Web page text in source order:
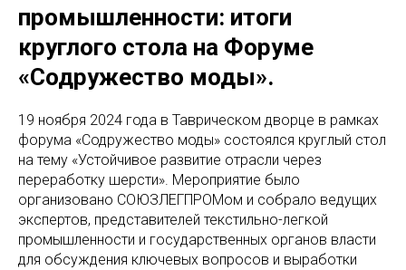
промышленности: итоги
круглого стола на Форуме
«Содружество моды».
19 ноября 2024 года в Таврическом дворце в рамках
форума «Содружество моды» состоялся круглый стол
на тему «Устойчивое развитие отрасли через
переработку шерсти». Мероприятие было
организовано СОЮЗЛЕГПРОМом и собрало ведущих
экспертов, представителей текстильно-легкой
промышленности и государственных органов власти
для обсуждения ключевых вопросов и выработки